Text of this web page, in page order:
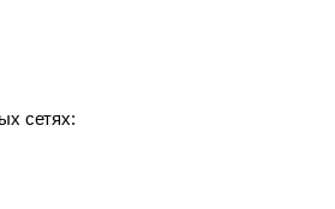
сетях: